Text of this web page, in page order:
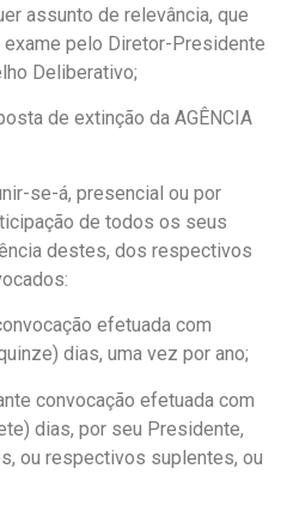
assunto de relevância, que
pelo Diretor-Presidente
Deliberativo;
de extinção da AGÊNCIA
se-á, presencial ou por
de todos os seus
destes, dos respectivos
efetuada com
dias, uma vez por ano;
convocação efetuada com
dias, por seu Presidente,
ou respectivos suplentes, ou